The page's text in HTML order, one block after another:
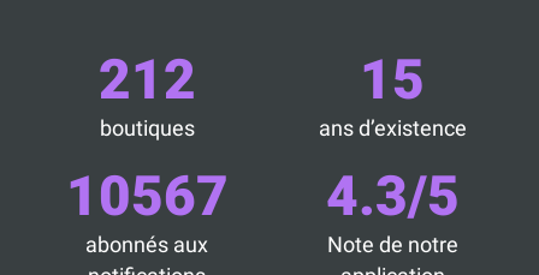
212
boutiques
15
ans d’existence
10567
abonnés aux
4.3/5
Note de notre